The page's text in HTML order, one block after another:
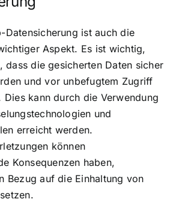
Datensicherung ist auch die
Aspekt. Es ist wichtig,
dass die gesicherten Daten sicher
und vor unbefugtem Zugriff
Dies kann durch die Verwendung
und
erreicht werden.
können
Konsequenzen haben,
Bezug auf die Einhaltung von